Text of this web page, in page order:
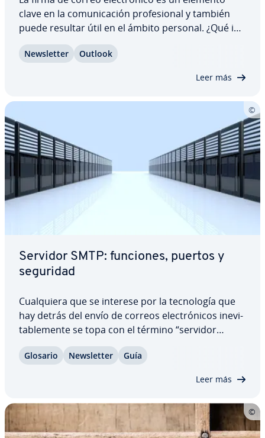
clave en la co­mu­ni­ca­ción pro­fe­sio­nal y también
puede resultar útil en el ámbito personal. ¿Qué in­
datos son obli­ga­to­rios para empresas y
Ne­w­s­le­t­ter Outlook
Leer más
Servidor SMTP: funciones, puertos y
seguridad
Cua­l­quie­ra que se interese por la te­c­no­lo­gía que
hay detrás del envío de correos ele­c­tró­ni­cos in­e­vi­
ta­ble­me­n­te se topa con el término “servidor
ne­n­te esencial que opera en segundo plano?
Glosario Ne­w­s­le­t­ter Guía
Leer más